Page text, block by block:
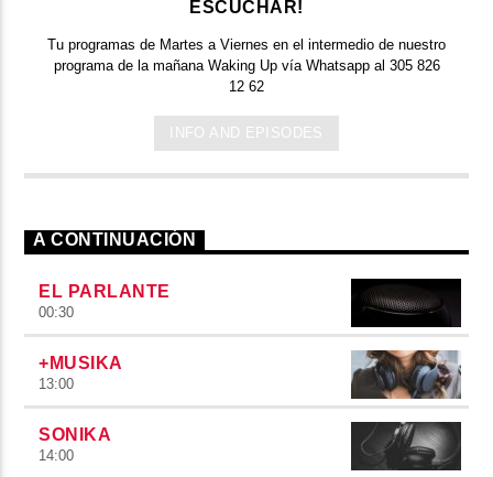
ESCUCHAR!
Tu programas de Martes a Viernes en el intermedio de nuestro
programa de la mañana Waking Up vía Whatsapp al 305 826
12 62
INFO AND EPISODES
A CONTINUACIÓN
EL PARLANTE
00:30
+MUSIKA
13:00
SONIKA
14:00